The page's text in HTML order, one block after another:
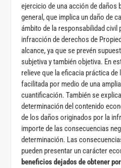
ejercicio de una acción de daños
general, que implica un daño de
ámbito de la responsabilidad civil
infracción de derechos de
alcance, ya que se prevén
subjetiva y también objetiva. En
relieve que la eficacia práctica de
facilitada por medio de una
cuantificación. También se
determinación del contenido
de los daños originados por la
importe de las consecuencias
determinación. Las
pueden presentar un carácter
beneficios dejados de obtener